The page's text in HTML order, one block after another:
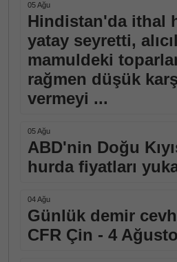
05 Ağu
Hindistan'da ithal
yatay seyretti,
mamuldeki
rağmen düşük
vermeyi ...
05 Ağu
ABD'nin Doğu
hurda fiyatları
04 Ağu
Günlük demir
CFR Çin - 4